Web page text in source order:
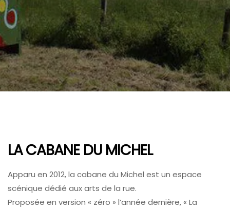
LA CABANE DU MICHEL
Apparu en 2012, la cabane du Michel est un espace
scénique dédié aux arts de la rue.
Proposée en version « zéro » l’année dernière, « La